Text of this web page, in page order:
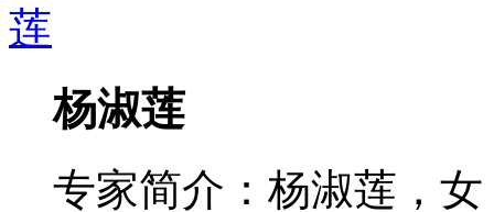
杨淑莲
专家简介：杨淑莲，